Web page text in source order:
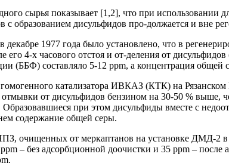
сырья показывает [1,2], что при использовании
дисульфидов про-должается и вне
1977 года было установлено, что в
его 4-х часового отстоя и от-деления от
(ББФ) составляло 5-12 ррm, а концентрация общей
катализатора ИВКАЗ (КТК) на
от дисульфидов бензином на 30-50 % выше,
при этом дисульфиды вместе с
содержание общей серы.
очищенных от меркаптанов на установке ДМД-2
– без адсорбционной доочистки и 35 ррm –